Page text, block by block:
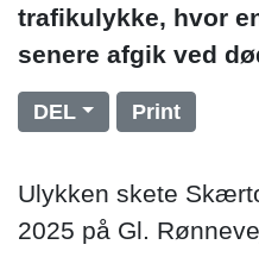
trafikulykke, hvor
senere afgik ved
DEL Print
Ulykken skete
2025 på Gl.